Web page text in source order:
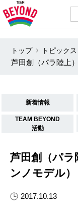
トップ トピックス
芦田創（パラ陸上
新着情報
TEAM BEYOND
活動
芦田創（パラ
ンノモデル）
2017.10.13